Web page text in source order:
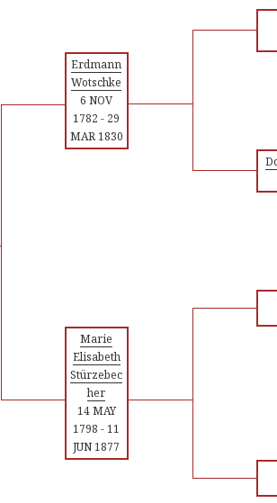
Erdmann
Wotschke
6 NOV
1782 - 29
MAR 1830
Marie
Elisabeth
Stürzebec
her
14 MAY
1798 -11
JUN 1877